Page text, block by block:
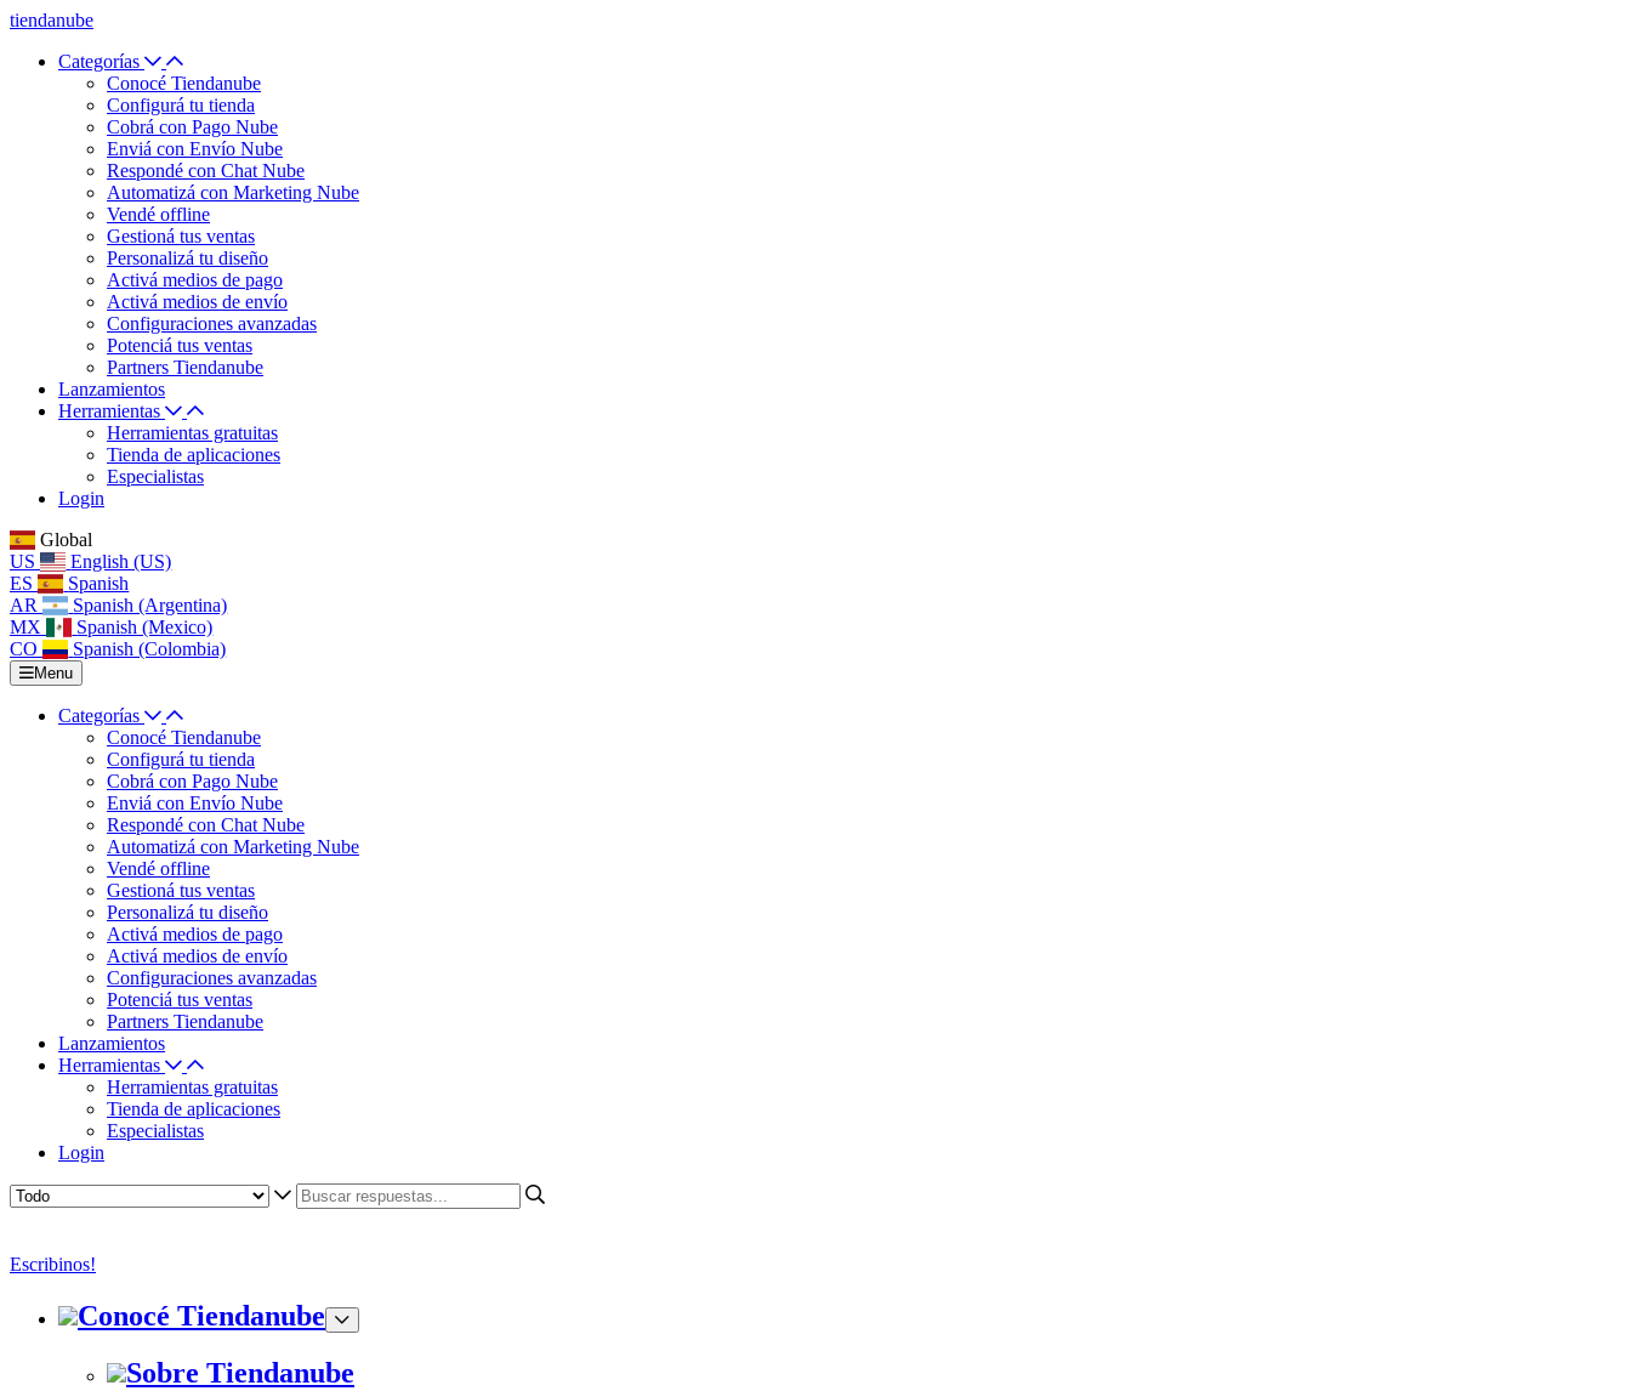
tiendanube
Categorías
Conocé Tiendanube
Configurá tu tienda
Cobrá con Pago Nube
Enviá con Envío Nube
Respondé con Chat Nube
Automatizá con Marketing Nube
Vendé offline
Gestioná tus ventas
Personalizá tu diseño
Activá medios de pago
Activá medios de envío
Configuraciones avanzadas
Potenciá tus ventas
Partners Tiendanube
Lanzamientos
Herramientas
Herramientas gratuitas
Tienda de aplicaciones
Especialistas
Login
Global
US
English (US)
ES
Spanish
AR
Spanish (Argentina)
MX
Spanish (Mexico)
CO
Spanish (Colombia)
Menu
Categorías
Conocé Tiendanube
Configurá tu tienda
Cobrá con Pago Nube
Enviá con Envío Nube
Respondé con Chat Nube
Automatizá con Marketing Nube
Vendé offline
Gestioná tus ventas
Personalizá tu diseño
Activá medios de pago
Activá medios de envío
Configuraciones avanzadas
Potenciá tus ventas
Partners Tiendanube
Lanzamientos
Herramientas
Herramientas gratuitas
Tienda de aplicaciones
Especialistas
Login
Escribinos!
Conocé Tiendanube
Sobre Tiendanube